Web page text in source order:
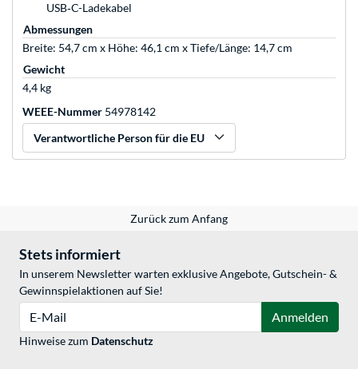
USB‑C-Ladekabel
Abmessungen
Breite: 54,7 cm x Höhe: 46,1 cm x Tiefe/Länge: 14,7 cm
Gewicht
4,4 kg
WEEE-Nummer 54978142
Verantwortliche Person für die EU
Zurück zum Anfang
Stets informiert
In unserem Newsletter warten exklusive Angebote, Gutschein- &
Gewinnspielaktionen auf Sie!
Anmelden
Hinweise zum Datenschutz